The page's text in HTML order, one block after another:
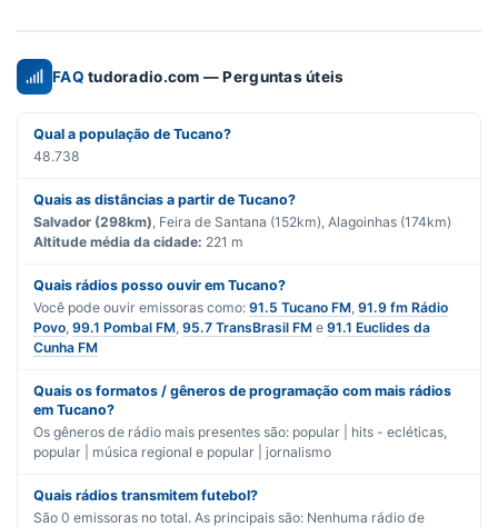
FAQ tudoradio.com — Perguntas úteis
Qual a população de Tucano?
48.738
Quais as distâncias a partir de Tucano?
Salvador (298km) , Feira de Santana (152km), Alagoinhas (174km)
Altitude média da cidade: 221 m
Quais rádios posso ouvir em Tucano?
Você pode ouvir emissoras como: 91.5 Tucano FM 91.9 fm Rádio
Povo 99.1 Pombal FM 95.7 TransBrasil FM e 91.1 Euclides da
Cunha FM
Quais os formatos / gêneros de programação com mais rádios
em Tucano?
Os gêneros de rádio mais presentes são: popular | hits - ecléticas
popular | música regional e popular | jornalismo
Quais rádios transmitem futebol?
São 0 emissoras no total. As principais são: Nenhuma rádio de